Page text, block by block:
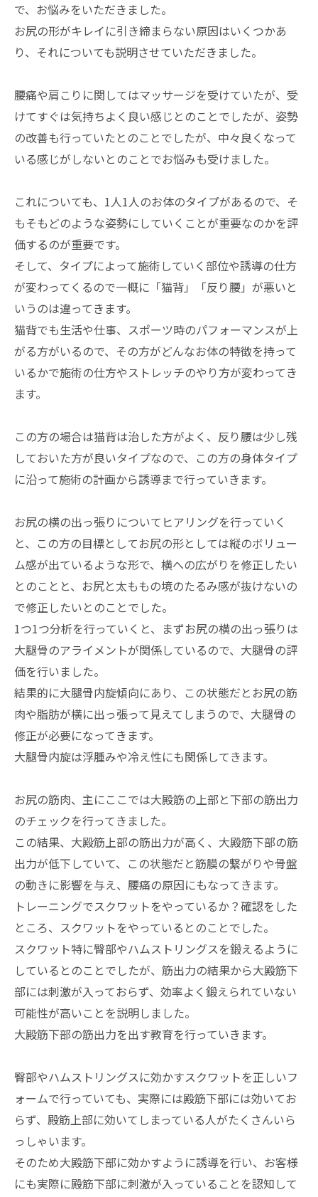
で、お悩みをいただきました。
お尻の形がキレイに引き締まらない原因はいくつかあ
り、それについても説明させていただきました。
腰痛や肩こりに関してはマッサージを受けていたが、受
けてすぐは気持ちよく良い感じとのことでしたが、姿勢
の改善も行っていたとのことでしたが、中々良くなって
いる感じがしないとのことでお悩みも受けました。
これについても、1人1人のお体のタイプがあるので、そ
もそもどのような姿勢にしていくことが重要なのかを評
価するのが重要です。
そして、タイプによって施術していく部位や誘導の仕方
が変わってくるので一概に「猫背」「反り腰」が悪いと
いうのは違ってきます。
猫背でも生活や仕事、スポーツ時のパフォーマンスが上
がる方がいるので、その方がどんなお体の特徴を持って
いるかで施術の仕方やストレッチのやり方が変わってき
ます。
この方の場合は猫背は治した方がよく、反り腰は少し残
しておいた方が良いタイプなので、この方の身体タイプ
に沿って施術の計画から誘導まで行っていきます。
お尻の横の出っ張りについてヒアリングを行っていく
と、この方の目標としてお尻の形としては縦のボリュー
ム感が出ているような形で、横への広がりを修正したい
とのことと、お尻と太ももの境のたるみ感が抜けないの
で修正したいとのことでした。
1つ1つ分析を行っていくと、まずお尻の横の出っ張りは
大腿骨のアライメントが関係しているので、大腿骨の評
価を行いました。
結果的に大腿骨内旋傾向にあり、この状態だとお尻の筋
肉や脂肪が横に出っ張って見えてしまうので、大腿骨の
修正が必要になってきます。
大腿骨内旋は浮腫みや冷え性にも関係してきます。
お尻の筋肉、主にここでは大殿筋の上部と下部の筋出力
のチェックを行ってきました。
この結果、大殿筋上部の筋出力が高く、大殿筋下部の筋
出力が低下していて、この状態だと筋膜の繋がりや骨盤
の動きに影響を与え、腰痛の原因にもなってきます。
トレーニングでスクワットをやっているか？確認をした
ところ、スクワットをやっているとのことでした。
スクワット特に臀部やハムストリングスを鍛えるように
しているとのことでしたが、筋出力の結果から大殿筋下
部には刺激が入っておらず、効率よく鍛えられていない
可能性が高いことを説明しました。
大殿筋下部の筋出力を出す教育を行っていきます。
臀部やハムストリングスに効かすスクワットを正しいフ
ォームで行っていても、実際には殿筋下部には効いてお
らず、殿筋上部に効いてしまっている人がたくさんいら
っしゃいます。
そのため大殿筋下部に効かすように誘導を行い、お客様
にも実際に殿筋下部に刺激が入っていることを認知して